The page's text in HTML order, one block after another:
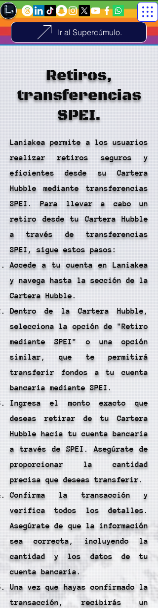
Ir al Supercúmulo.
Retiros,
transferencias
SPEI.
Laniakea permite a los usuarios
realizar retiros seguros y
eficientes desde su Cartera
Hubble mediante transferencias
SPEI. Para llevar a cabo un
retiro desde tu Cartera Hubble
a través de transferencias
SPEI, sigue estos pasos:
Accede a tu cuenta en Laniakea
y navega hasta la sección de la
Cartera Hubble.
Dentro de la Cartera Hubble,
selecciona la opción de "Retiro
mediante SPEI" o una opción
similar, que te permitirá
transferir fondos a tu cuenta
bancaria mediante SPEI.
Ingresa el monto exacto que
deseas retirar de tu Cartera
Hubble hacia tu cuenta bancaria
a través de SPEI. Asegúrate de
proporcionar la cantidad
precisa que deseas transferir.
Confirma la transacción y
verifica todos los detalles.
Asegúrate de que la información
sea correcta, incluyendo la
cantidad y los datos de tu
cuenta bancaria.
Una vez que hayas confirmado la
transacción, recibirás un